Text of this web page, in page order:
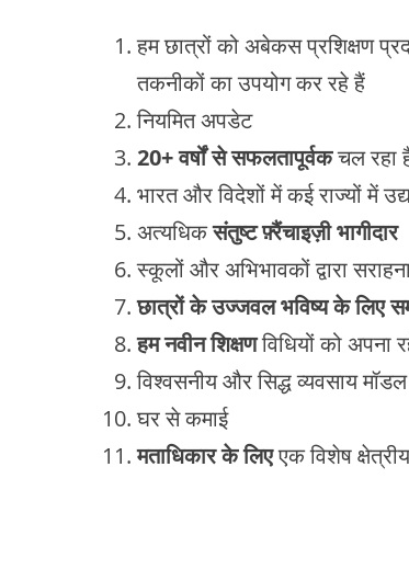
हम छात्रों को अबेकस प्रशिक्षण
तकनीकों का उपयोग कर रहे हैं
नियमित अपडेट
20+ वर्षों से सफलतापूर्वकचल रहा
भारत और विदेशों में कई राज्यों में
अत्यधिकसंतुष्ट फ़्रैंचाइज़ी भागीदार
स्कूलों और अभिभावकों द्वारा
छात्रों के उज्जवल भविष्य के लिए
हम नवीन शिक्षणविधियों को अपना
विश्वसनीय और सिद्ध व्यवसाय मॉडल
घर से कमाई
मताधिकार के लिएएक विशेष